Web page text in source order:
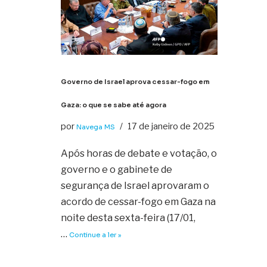
Governo de Israel aprova cessar-fogo em
Gaza: o que se sabe até agora
por Navega MS 17 de janeiro de 2025
Após horas de debate e votação, o
governo e o gabinete de
segurança de Israel aprovaram o
acordo de cessar-fogo em Gaza na
noite desta sexta-feira (17/01,
… Continue a ler »